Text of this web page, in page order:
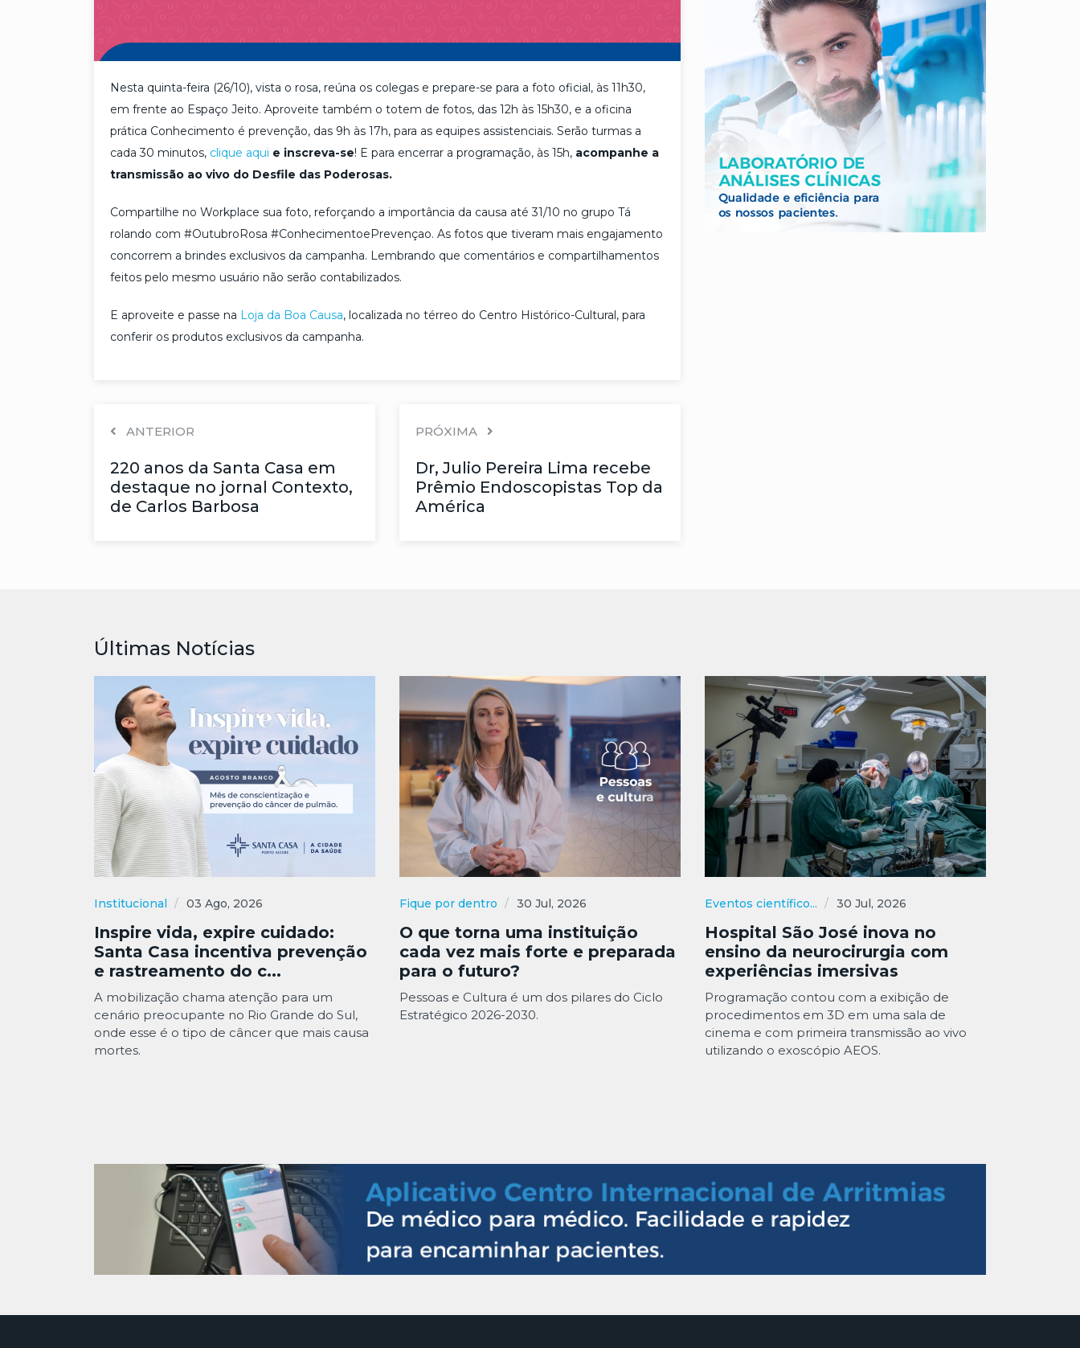
Nesta quinta-feira (26/10), vista o rosa, reúna os colegas e prepare-se para a foto oficial, às 11h30,
em frente ao Espaço Jeito. Aproveite também o totem de fotos, das 12h às 15h30, e a oficina
prática Conhecimento é prevenção, das 9h às 17h, para as equipes assistenciais. Serão turmas a
cada 30 minutos, clique aqui e inscreva-se! E para encerrar a programação, às 15h, acompanhe a
transmissão ao vivo do Desfile das Poderosas.
Compartilhe no Workplace sua foto, reforçando a importância da causa até 31/10 no grupo Tá
rolando com #OutubroRosa #ConhecimentoePrevençao. As fotos que tiveram mais engajamento
concorrem a brindes exclusivos da campanha. Lembrando que comentários e compartilhamentos
feitos pelo mesmo usuário não serão contabilizados.
E aproveite e passe na Loja da Boa Causa, localizada no térreo do Centro Histórico-Cultural, para
conferir os produtos exclusivos da campanha.
ANTERIOR
220 anos da Santa Casa em
destaque no jornal Contexto,
de Carlos Barbosa
PRÓXIMA
Dr, Julio Pereira Lima recebe
Prêmio Endoscopistas Top da
América
Últimas Notícias
Institucional 03 Ago, 2026
Inspire vida, expire cuidado:
Santa Casa incentiva prevenção
e rastreamento do c...
A mobilização chama atenção para um
cenário preocupante no Rio Grande do Sul,
onde esse é o tipo de câncer que mais causa
mortes.
Fique por dentro 30 Jul, 2026
O que torna uma instituição
cada vez mais forte e preparada
para o futuro?
Pessoas e Cultura é um dos pilares do Ciclo
Estratégico 2026-2030.
Eventos científico... 30 Jul, 2026
Hospital São José inova no
ensino da neurocirurgia com
experiências imersivas
Programação contou com a exibição de
procedimentos em 3D em uma sala de
cinema e com primeira transmissão ao vivo
utilizando o exoscópio AEOS.